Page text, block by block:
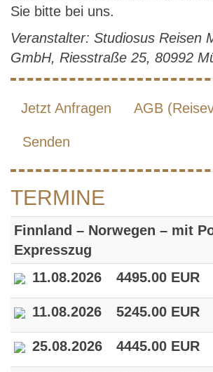
Sie bitte bei uns.
Veranstalter: Studiosus Reisen
GmbH, Riesstraße 25, 80992
Jetzt Anfragen AGB
Senden
TERMINE
Finnland – Norwegen – mit
Expresszug
11.08.2026
4495.00 EUR
11.08.2026 5245.00 EUR
25.08.2026 4445.00 EUR